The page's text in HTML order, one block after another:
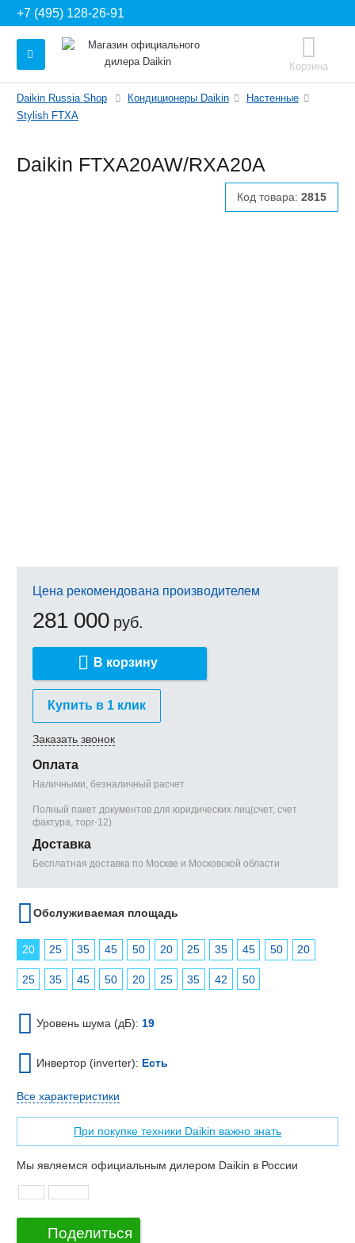
+7 (495) 128-26-91
Корзина
Daikin Russia Shop Кондиционеры Daikin
Настенные
Stylish FTXA
Daikin FTXA20AW/RXA20A
Код товара: 2815
Цена рекомендована производителем
281 000руб.
В корзину
Купить в 1 клик
Заказать звонок
Оплата
Наличными, безналичный расчет
Полный пакет документов для юридических лиц(счет, счет
фактура, торг-12)
Доставка
Бесплатная доставка по Москве и Московской области
Обслуживаемая площадь
20 25 35 45 50 20 25 35 45 50 20
25 35 45 50 20 25 35 42 50
Уровень шума (дБ): 19
Инвертор (inverter): Есть
Все характеристики
При покупке техники Daikin важно знать
Мы являемся официальным дилером Daikin в России
Поделиться